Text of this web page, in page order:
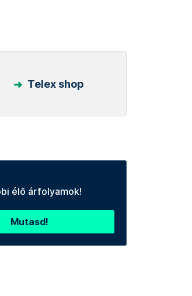
Telex shop
élő árfolyamok!
Mutasd!